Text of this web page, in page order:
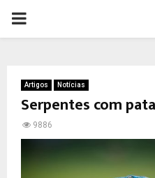
PRIMARY
Artigos Notícias
Serpentes com
9886